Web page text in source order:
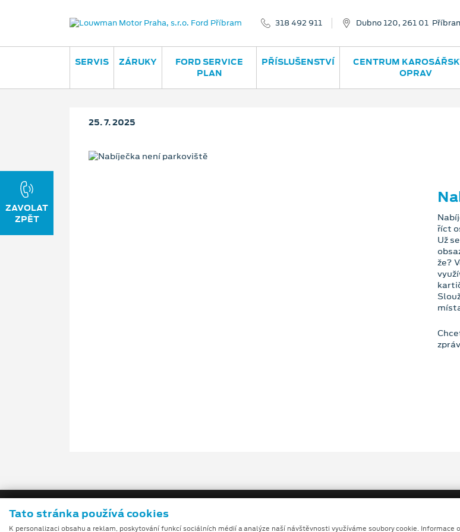
318 492 911 Dubno 120, 261 01
SERVIS ZÁRUKY
FORD SERVICE
PLAN
PŘÍSLUŠENSTVÍ
CENTRUM
OPRAV
25. 7. 2025
říct
Už
že?
Tato stránka používá cookies
K personalizaci obsahu a reklam, poskytování funkcí sociálních médií a analýze naší návštěvnosti využíváme soubory cookie. Informace